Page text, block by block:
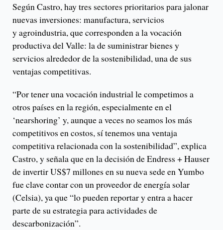
Según Castro, hay tres sectores prioritarios para jalonar
nuevas inversiones: manufactura, servicios
y agroindustria, que corresponden a la vocación
productiva del Valle: la de suministrar bienes y
servicios alrededor de la sostenibilidad, una de sus
ventajas competitivas.
“Por tener una vocación industrial le competimos a
otros países en la región, especialmente en el
‘nearshoring’ y, aunque a veces no seamos los más
competitivos en costos, sí tenemos una ventaja
competitiva relacionada con la sostenibilidad”, explica
Castro, y señala que en la decisión de Endress + Hauser
de invertir US$7 millones en su nueva sede en Yumbo
fue clave contar con un proveedor de energía solar
(Celsia), ya que “lo pueden reportar y entra a hacer
parte de su estrategia para actividades de
descarbonización”.